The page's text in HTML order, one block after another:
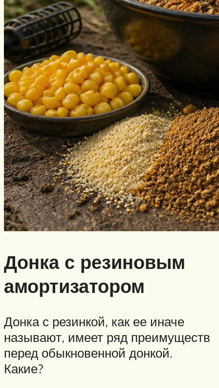
Донка с резиновым
амортизатором
Донка с резинкой, как ее иначе
называют, имеет ряд преимуществ
перед обыкновенной донкой.
Какие?